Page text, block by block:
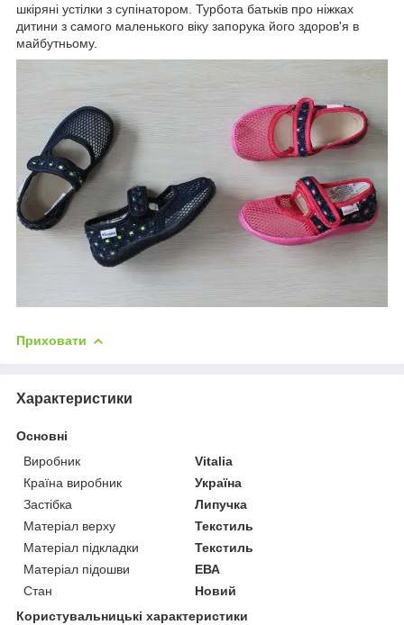
шкіряні устілки з супінатором. Турбота батьків про ніжках
дитини з самого маленького віку запорука його здоров'я в
майбутньому.
Приховати
Характеристики
Основні
Виробник
Vitalia
Країна виробник
Україна
Застібка
Липучка
Матеріал верху
Текстиль
Матеріал підкладки
Текстиль
Матеріал підошви
ЕВА
Стан
Новий
Користувальницькі характеристики